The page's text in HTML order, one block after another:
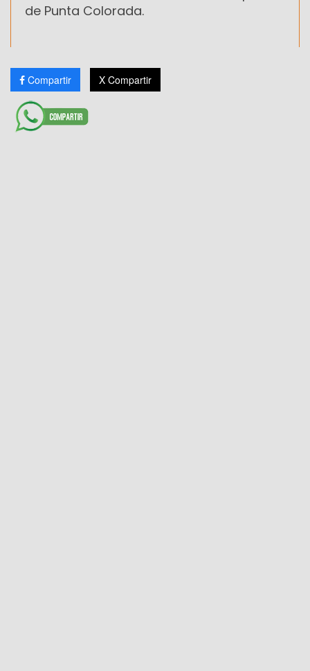
de Punta Colorada.
Compartir X Compartir